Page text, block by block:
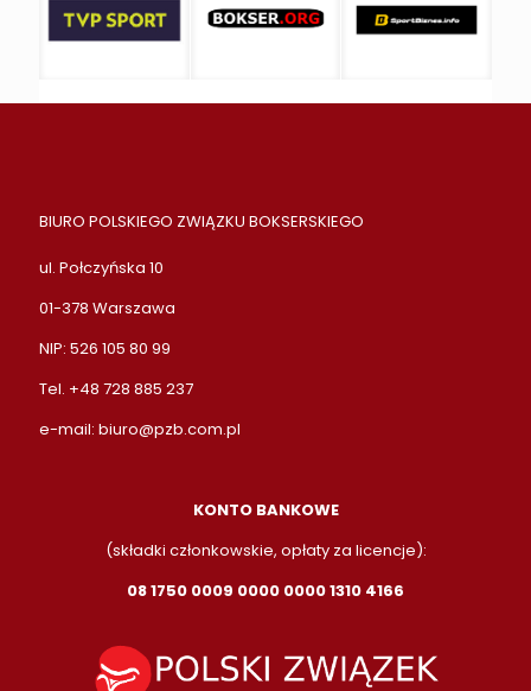
BIURO POLSKIEGO ZWIĄZKU BOKSERSKIEGO
ul. Połczyńska 10
01-378 Warszawa
NIP: 526 105 80 99
Tel. +48 728 885 237
e-mail: biuro@pzb.com.pl
KONTO BANKOWE
(składki członkowskie, opłaty za licencje):
08 1750 0009 0000 0000 1310 4166